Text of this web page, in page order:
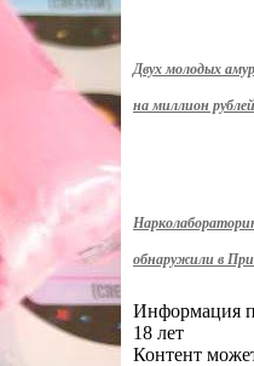
Двух молодых
на миллион рублей
обнаружили в
Информация
18 лет
Контент